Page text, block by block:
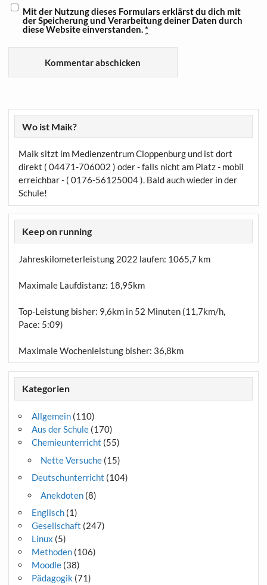
Mit der Nutzung dieses Formulars erklärst du dich mit
der Speicherung und Verarbeitung deiner Daten durch
diese Website einverstanden.*
Wo ist Maik?
Maik sitzt im Medienzentrum Cloppenburg und ist dort
direkt ( 04471-706002 ) oder - falls nicht am Platz - mobil
erreichbar - ( 0176-56125004 ). Bald auch wieder in der
Schule!
Keep on running
Jahreskilometerleistung 2022 laufen: 1065,7 km
Maximale Laufdistanz: 18,95km
Top-Leistung bisher: 9,6km in 52 Minuten (11,7km/h,
Pace: 5:09)
Maximale Wochenleistung bisher: 36,8km
Kategorien
Allgemein(110)
Aus der Schule(170)
Chemieunterricht (55)
Nette Versuche(15)
Deutschunterricht (104)
Anekdoten(8)
Englisch(1)
Gesellschaft (247)
Linux (5)
Methoden(106)
Moodle(38)
Pädagogik (71)